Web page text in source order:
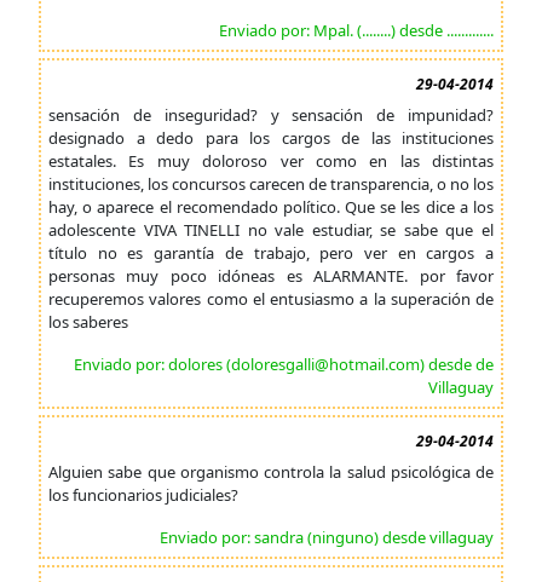
Enviado por: Mpal. (........) desde .............
29-04-2014
sensación de inseguridad? y sensación de impunidad?
designado a dedo para los cargos de las instituciones
estatales. Es muy doloroso ver como en las distintas
instituciones, los concursos carecen de transparencia, o no los
hay, o aparece el recomendado político. Que se les dice a los
adolescente VIVA TINELLI no vale estudiar, se sabe que el
título no es garantía de trabajo, pero ver en cargos a
personas muy poco idóneas es ALARMANTE. por favor
recuperemos valores como el entusiasmo a la superación de
los saberes
Enviado por: dolores (doloresgalli@hotmail.com) desde de
Villaguay
29-04-2014
Alguien sabe que organismo controla la salud psicológica de
los funcionarios judiciales?
Enviado por: sandra (ninguno) desde villaguay